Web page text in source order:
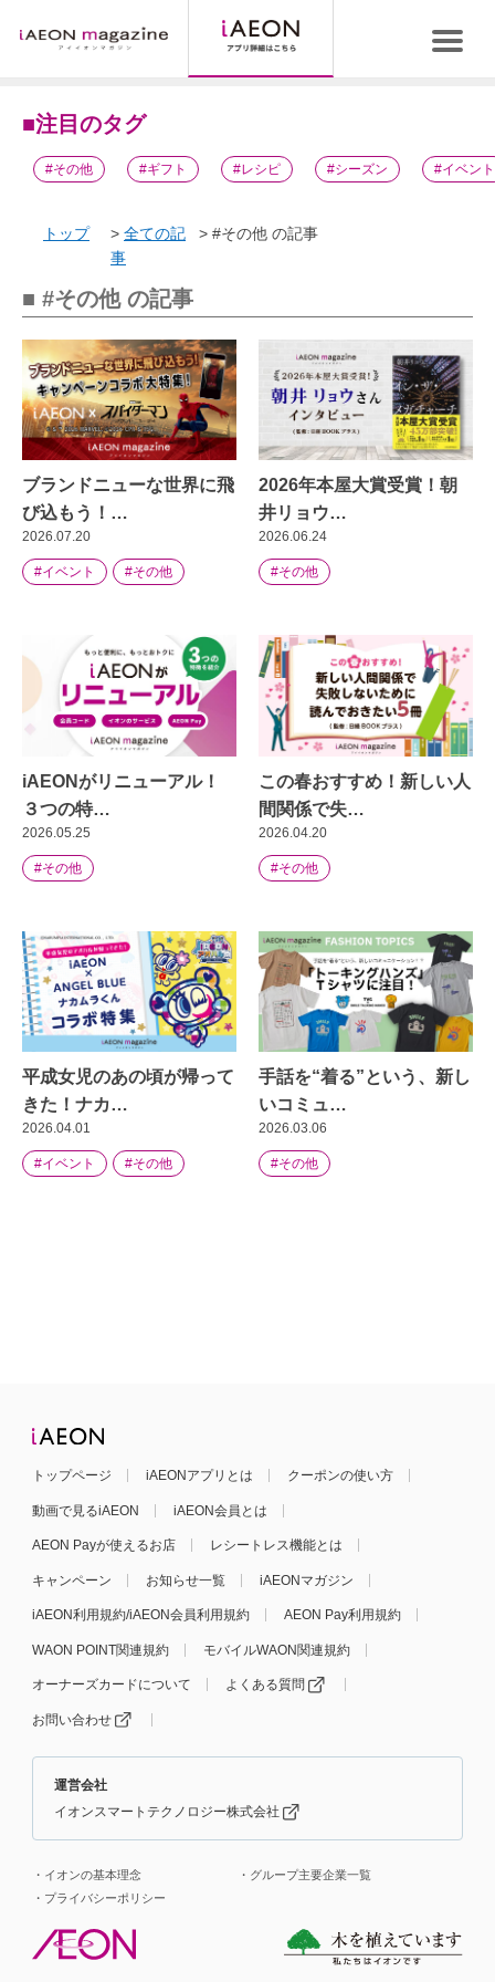
■注目のタグ
#その他 #ギフト #レシピ #シーズン #イベント
トップ
全ての記
事
#その他 の記事
■ #その他 の記事
ブランドニューな世界に飛
び込もう！…
2026.07.20
#イベント #その他
2026年本屋大賞受賞！朝
井リョウ…
2026.06.24
#その他
iAEONがリニューアル！
３つの特…
2026.05.25
#その他
この春おすすめ！新しい人
間関係で失…
2026.04.20
#その他
平成女児のあの頃が帰って
きた！ナカ…
2026.04.01
#イベント #その他
手話を“着る”という、新し
いコミュ…
2026.03.06
#その他
トップページ iAEONアプリとは クーポンの使い方
動画で見るiAEON iAEON会員とは
AEON Payが使えるお店 レシートレス機能とは
キャンペーン お知らせ一覧 iAEONマガジン
iAEON利用規約/iAEON会員利用規約 AEON Pay利用規約
WAON POINT関連規約 モバイルWAON関連規約
オーナーズカードについて よくある質問
お問い合わせ
運営会社
イオンスマートテクノロジー株式会社
イオンの基本理念
グループ主要企業一覧
プライバシーポリシー